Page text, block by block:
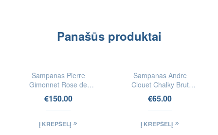
Panašūs produktai
Šampanas Pierre
Gimonnet Rose de
Blancs Brut 1.5l
€150.00
Į KREPŠELĮ
Šampanas Andre
Clouet Chalky Brut
Blanc de Blancs
€65.00
Į KREPŠELĮ